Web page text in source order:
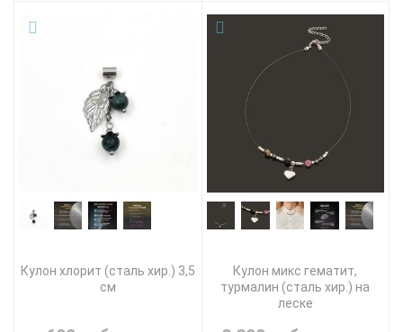
Кулон хлорит (сталь хир.) 3,5
см
Кулон микс гематит,
турмалин (сталь хир.) на
леске